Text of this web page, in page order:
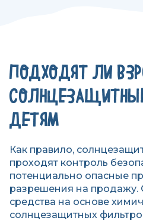
ПОДХОДЯТ ЛИ
ДЕТЯМ
Как правило,
проходят контроль
потенциально опасные
разрешения на продажу.
средства на основе
солнцезащитных